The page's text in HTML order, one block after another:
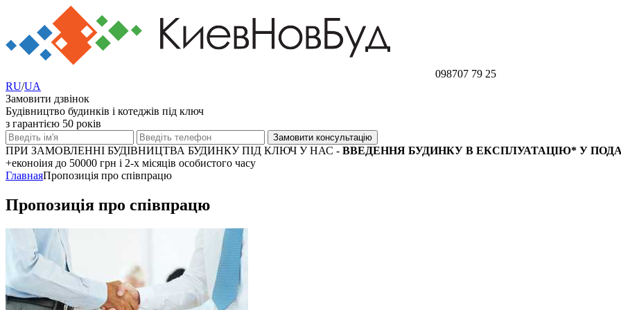
098707 79 25
RU/UA
Замовити дзвінок
Будівництво будинків і котеджів під ключ
з гарантією 50 років
ПРИ ЗАМОВЛЕННІ БУДІВНИЦТВА БУДИНКУ ПІД КЛЮЧ У НАС - ВВЕДЕННЯ БУДИНКУ В ЕКСПЛУАТАЦІЮ* У
+еконоіия до 50000 грн і 2-х місяців особистого часу
ГлавнаяПропозиція про співпрацю
Пропозиція про співпрацю